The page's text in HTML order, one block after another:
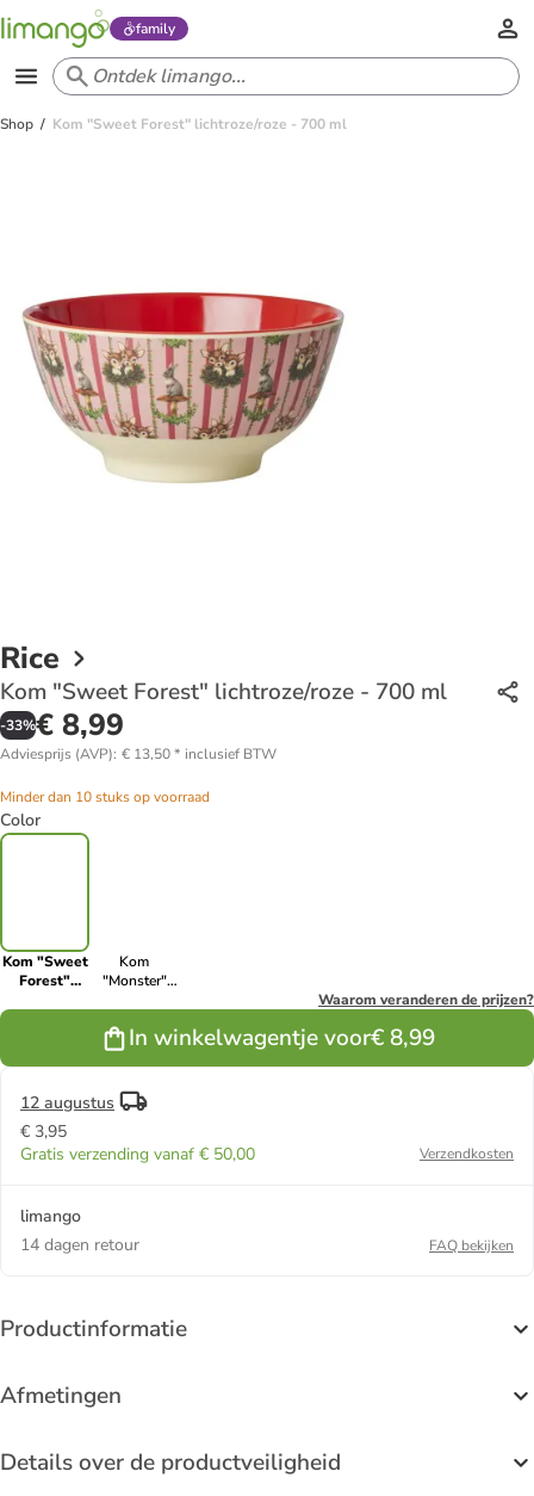
family
Shop Kom "Sweet Forest" lichtroze/roze - 700 ml
Rice
Kom "Sweet Forest" lichtroze/roze - 700 ml
-33%€ 8,99
Adviesprijs (AVP): € 13,50* inclusief BTW
Minder dan 10 stuks op voorraad
Color
Kom "Sweet
Forest"
Kom
"Monster"
Waarom veranderen de prijzen?
In winkelwagentje voor€ 8,99
12 augustus
€ 3,95
Gratis verzending vanaf € 50,00
Verzendkosten
limango
14 dagen retour
FAQ bekijken
Productinformatie
Afmetingen
Details over de productveiligheid